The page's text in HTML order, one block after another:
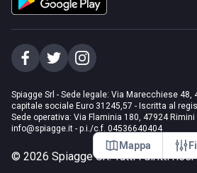
Mappa
Spiagge Srl - Sede legale: Via Marecchiese 48,
capitale sociale Euro 31245,57 - Iscritta al
Sede operativa: Via Flaminia 180, 47924 Rimini
info@spiagge.it - p.i./c.f. 04536640404
© 2026 Spiagge Srl. Tutti i diritti